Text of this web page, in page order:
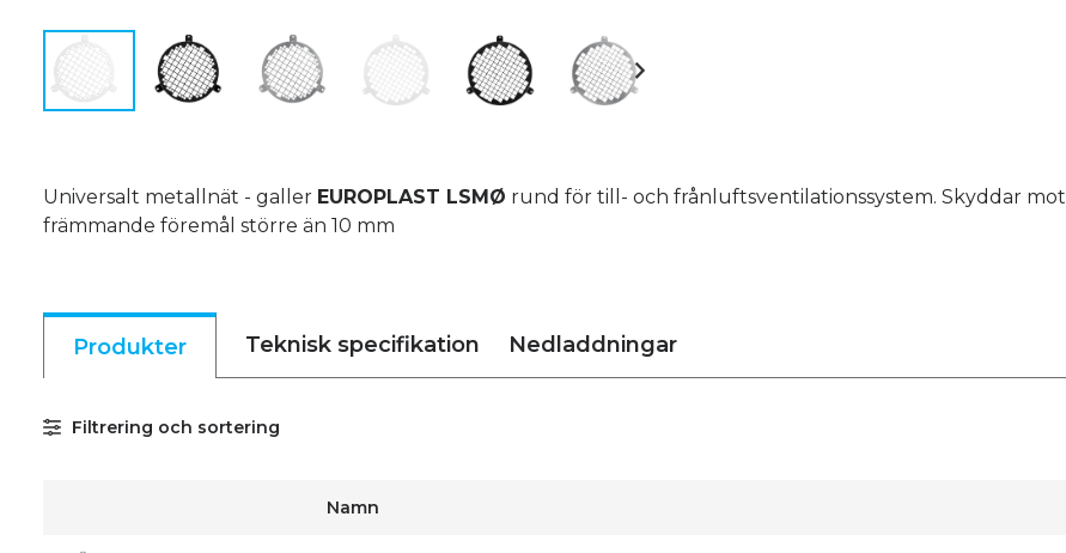
Universalt metallnät - galler EUROPLAST LSMØ rund för till- och frånluftsventilationssystem. Skyddar mot
främmande föremål större än 10 mm
Produkter Teknisk specifikation Nedladdningar
Filtrering och sortering
Namn